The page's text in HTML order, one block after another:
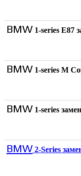
BMW 1-series E87
BMW 1-series M
BMW 1-series
BMW 2-Series